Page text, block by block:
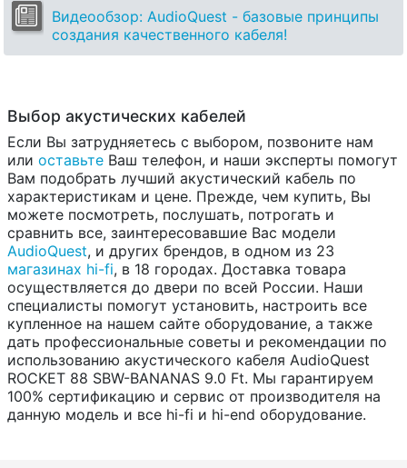
Видеообзор: AudioQuest - базовые принципы
создания качественного кабеля!
Выбор акустических кабелей
Если Вы затрудняетесь с выбором, позвоните нам
или оставьте Ваш телефон, и наши эксперты помогут
Вам подобрать лучший акустический кабель по
характеристикам и цене. Прежде, чем купить, Вы
можете посмотреть, послушать, потрогать и
сравнить все, заинтересовавшие Вас модели
AudioQuest, и других брендов, в одном из 23
магазинах hi-fi, в 18 городах. Доставка товара
осуществляется до двери по всей России. Наши
специалисты помогут установить, настроить все
купленное на нашем сайте оборудование, а также
дать профессиональные советы и рекомендации по
использованию акустического кабеля AudioQuest
ROCKET 88 SBW-BANANAS 9.0 Ft. Мы гарантируем
100% сертификацию и сервис от производителя на
данную модель и все hi-fi и hi-end оборудование.